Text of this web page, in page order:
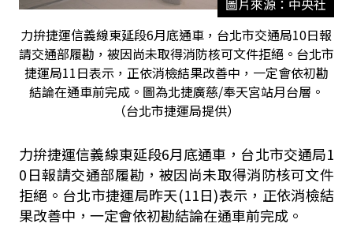
圖片來源：中央社
力拚捷運信義線東延段6月底通車，台北市交通局10日報
請交通部履勘，被因尚未取得消防核可文件拒絕。台北市
捷運局11日表示，正依消檢結果改善中，一定會依初勘
結論在通車前完成。圖為北捷廣慈/奉天宮站月台層。
（台北市捷運局提供）
力拚捷運信義線東延段6月底通車，台北市交通局1
0日報請交通部履勘，被因尚未取得消防核可文件
拒絕。台北市捷運局昨天(11日)表示，正依消檢結
果改善中，一定會依初勘結論在通車前完成。